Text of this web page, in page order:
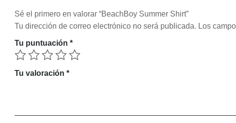
Sé el primero en valorar “BeachBoy Summer Shirt”
Tu dirección de correo electrónico no será publicada. Los
Tu puntuación *
Tu valoración *